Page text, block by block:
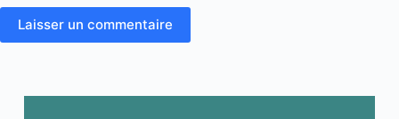
Laisser un commentaire